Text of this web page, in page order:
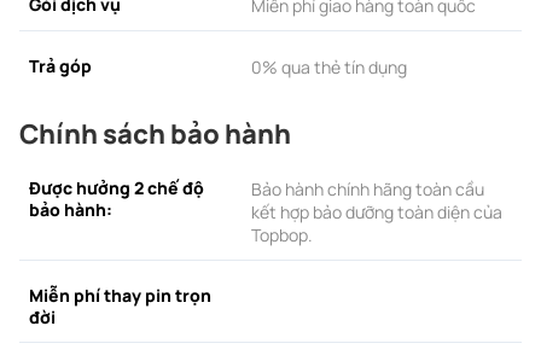
Miễn phí giao hàng toàn quốc
Trả góp 0% qua thẻ tín dụng
Chính sách bảo hành
Được hưởng 2 chế độ
bảo hành:
Bảo hành chính hãng toàn cầu
kết hợp bảo dưỡng toàn diện của
Topbop.
Miễn phí thay pin trọn
đời